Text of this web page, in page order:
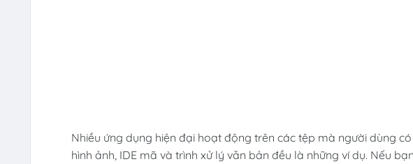
Nhiều ứng dụng hiện đại hoạt động trên các tệp mà người dùng
hình ảnh, IDE mã và trình xử lý văn bản đều là những ví dụ. Nếu